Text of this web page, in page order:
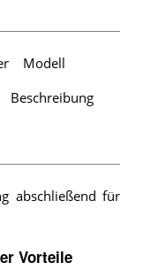
Modell
Beschreibung
abschließend für
Vorteile